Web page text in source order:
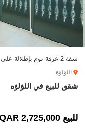
شقة 2 غرفة نوم بإطلالة على المدينة والبحر
اللؤلؤة
شقق للبيع في اللؤلؤة
للبيع 2,725,000 QAR